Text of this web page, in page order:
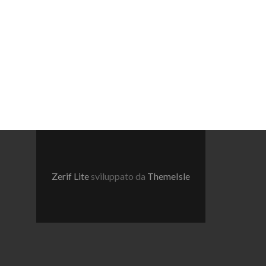
Zerif Lite sviluppato da ThemeIsle